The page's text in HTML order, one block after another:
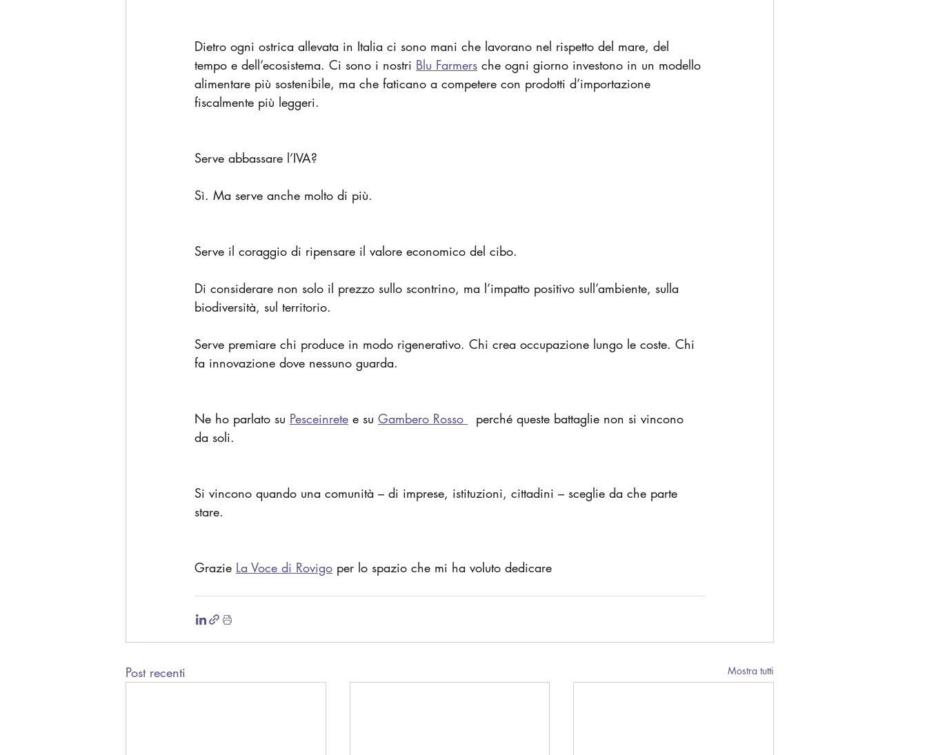
Dietro ogni ostrica allevata in Italia ci sono mani che lavorano nel rispetto del mare, del
tempo e dell’ecosistema. Ci sono i nostri Blu Farmers che ogni giorno investono in un modello
alimentare più sostenibile, ma che faticano a competere con prodotti d’importazione
fiscalmente più leggeri.
Serve abbassare l’IVA?
Sì. Ma serve anche molto di più.
Serve il coraggio di ripensare il valore economico del cibo.
Di considerare non solo il prezzo sullo scontrino, ma l’impatto positivo sull’ambiente, sulla
biodiversità, sul territorio.
Serve premiare chi produce in modo rigenerativo. Chi crea occupazione lungo le coste. Chi
fa innovazione dove nessuno guarda.
Ne ho parlato su Pesceinrete e su Gambero Rosso
perché queste battaglie non si vincono
da soli.
Si vincono quando una comunità – di imprese, istituzioni, cittadini – sceglie da che parte
stare.
Grazie La Voce di Rovigo per lo spazio che mi ha voluto dedicare
Post recenti Mostra tutti